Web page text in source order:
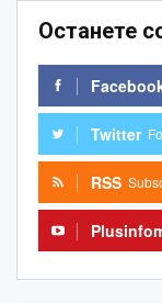
Останете
Twitter
RSS